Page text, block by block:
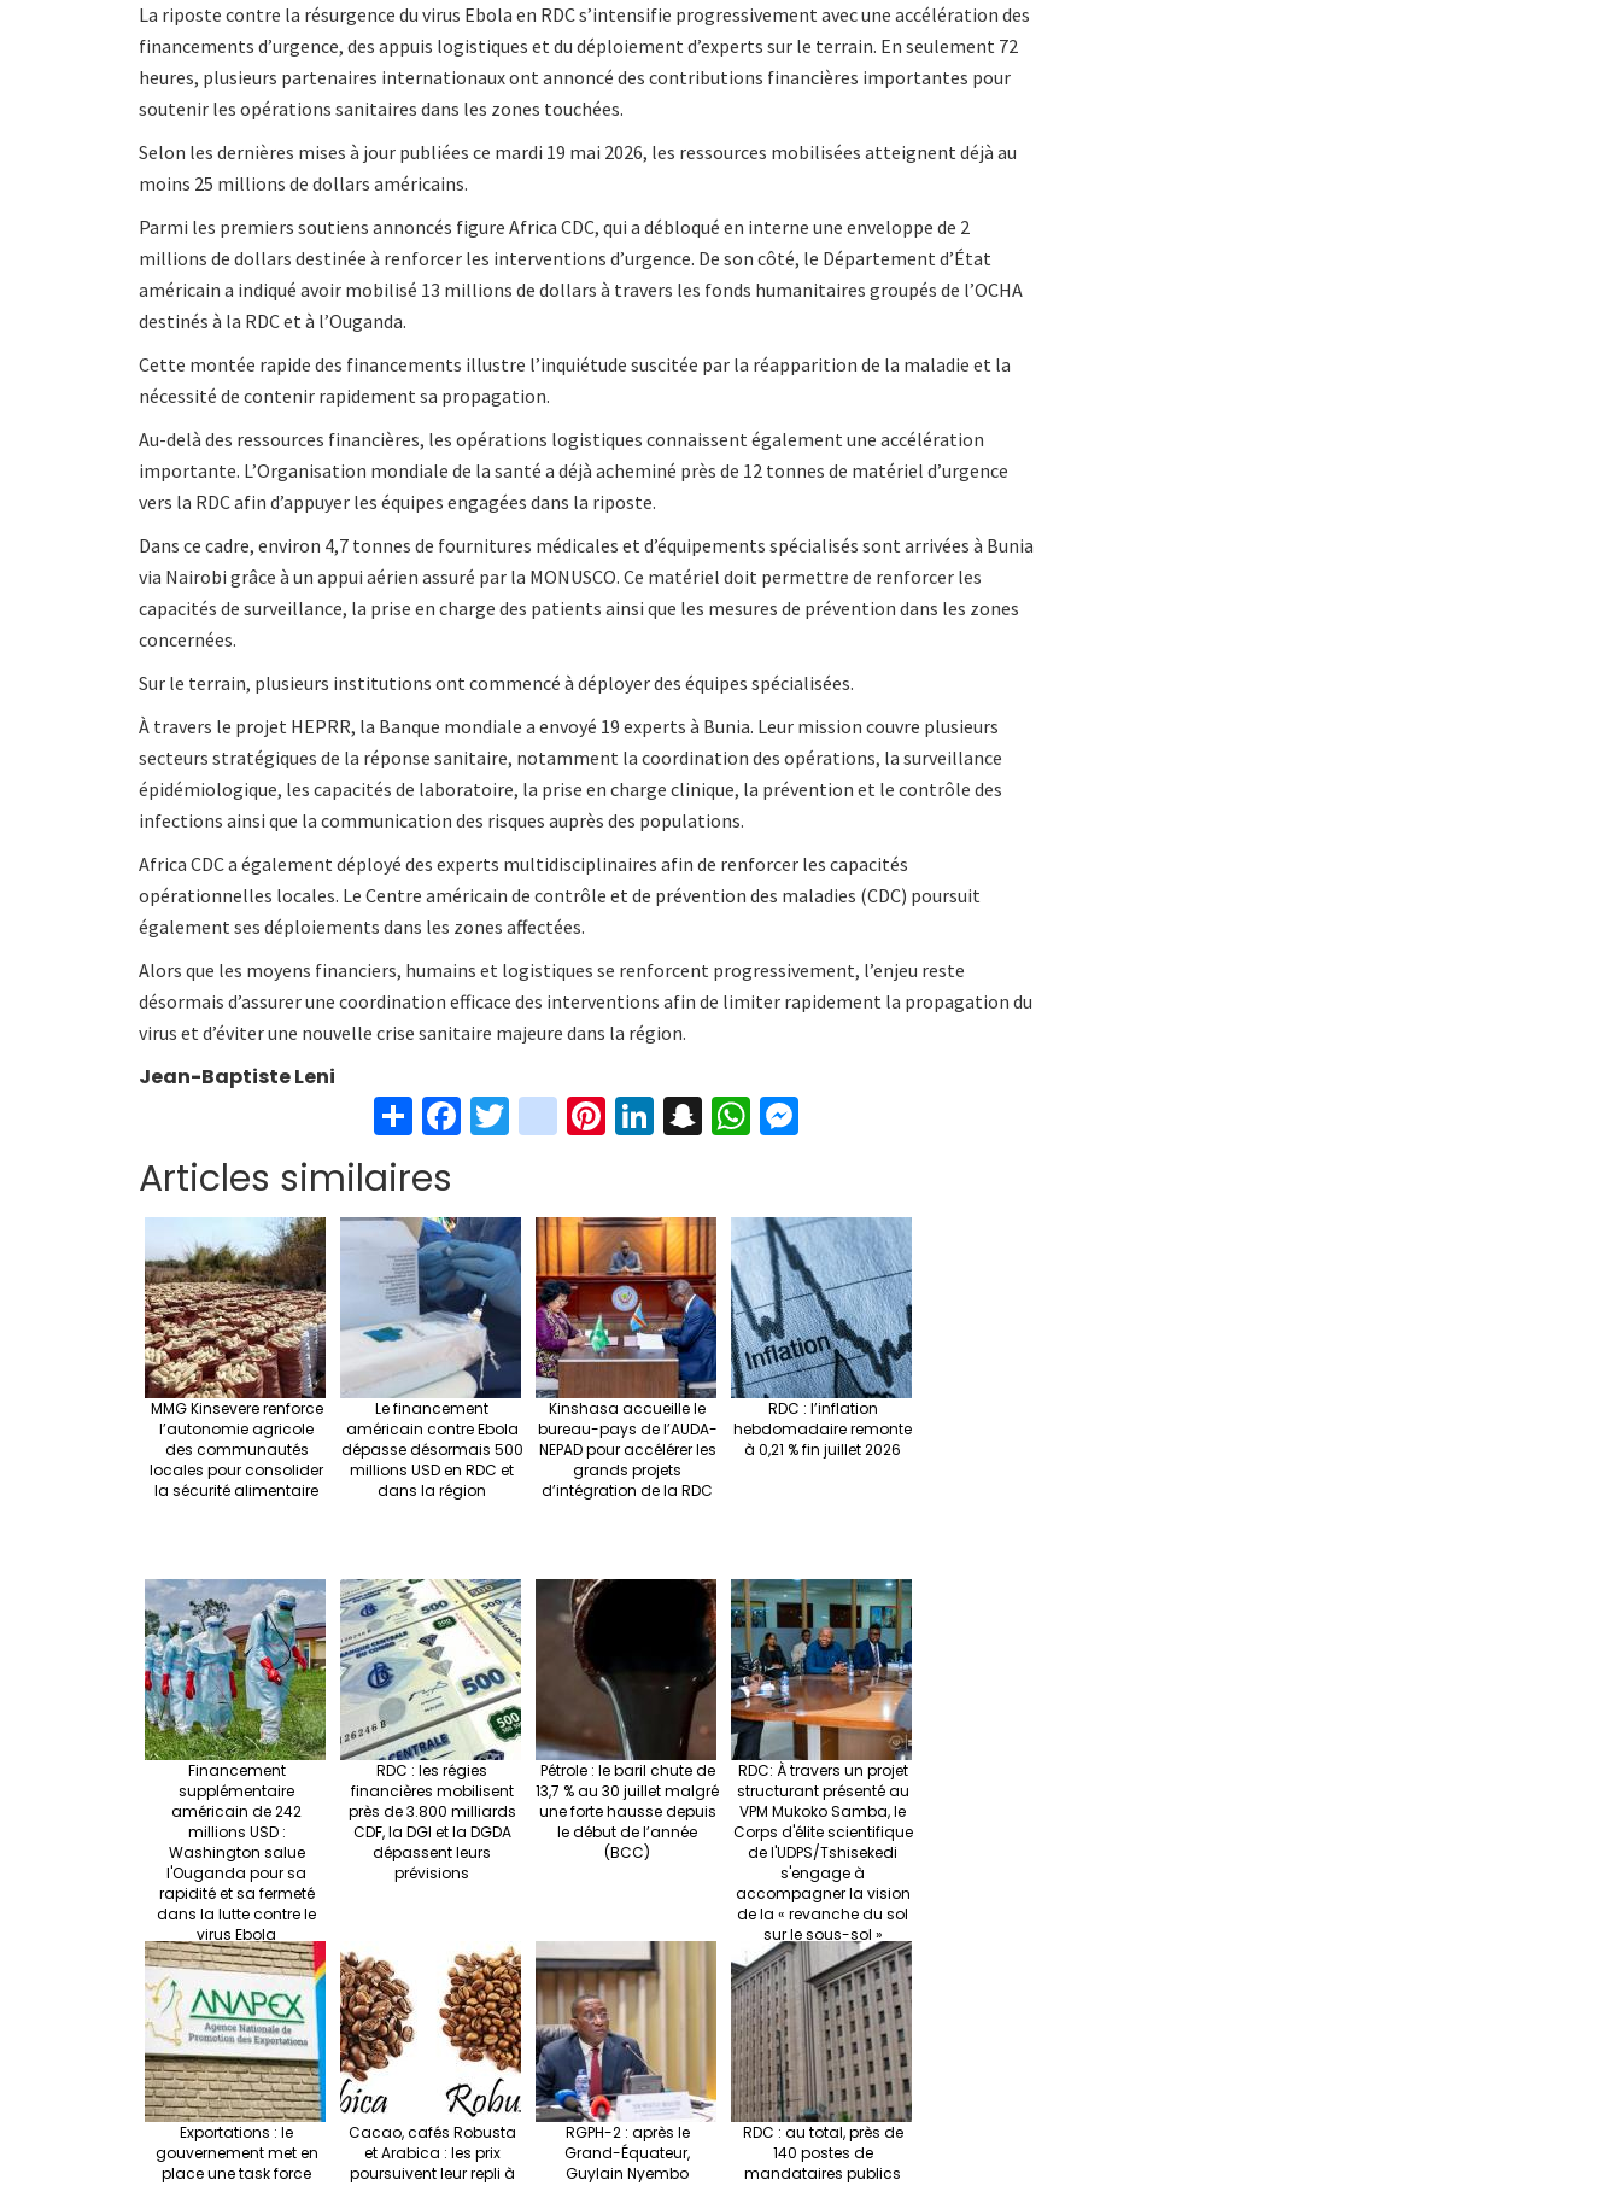
La riposte contre la résurgence du virus Ebola en RDC s’intensifie progressivement avec une accélération des
financements d’urgence, des appuis logistiques et du déploiement d’experts sur le terrain. En seulement 72
heures, plusieurs partenaires internationaux ont annoncé des contributions financières importantes pour
soutenir les opérations sanitaires dans les zones touchées.
Selon les dernières mises à jour publiées ce mardi 19 mai 2026, les ressources mobilisées atteignent déjà au
moins 25 millions de dollars américains.
Parmi les premiers soutiens annoncés figure Africa CDC, qui a débloqué en interne une enveloppe de 2
millions de dollars destinée à renforcer les interventions d’urgence. De son côté, le Département d’État
américain a indiqué avoir mobilisé 13 millions de dollars à travers les fonds humanitaires groupés de l’OCHA
destinés à la RDC et à l’Ouganda.
Cette montée rapide des financements illustre l’inquiétude suscitée par la réapparition de la maladie et la
nécessité de contenir rapidement sa propagation.
Au-delà des ressources financières, les opérations logistiques connaissent également une accélération
importante. L’Organisation mondiale de la santé a déjà acheminé près de 12 tonnes de matériel d’urgence
vers la RDC afin d’appuyer les équipes engagées dans la riposte.
Dans ce cadre, environ 4,7 tonnes de fournitures médicales et d’équipements spécialisés sont arrivées à Bunia
via Nairobi grâce à un appui aérien assuré par la MONUSCO. Ce matériel doit permettre de renforcer les
capacités de surveillance, la prise en charge des patients ainsi que les mesures de prévention dans les zones
concernées.
Sur le terrain, plusieurs institutions ont commencé à déployer des équipes spécialisées.
À travers le projet HEPRR, la Banque mondiale a envoyé 19 experts à Bunia. Leur mission couvre plusieurs
secteurs stratégiques de la réponse sanitaire, notamment la coordination des opérations, la surveillance
épidémiologique, les capacités de laboratoire, la prise en charge clinique, la prévention et le contrôle des
infections ainsi que la communication des risques auprès des populations.
Africa CDC a également déployé des experts multidisciplinaires afin de renforcer les capacités
opérationnelles locales. Le Centre américain de contrôle et de prévention des maladies (CDC) poursuit
également ses déploiements dans les zones affectées.
Alors que les moyens financiers, humains et logistiques se renforcent progressivement, l’enjeu reste
désormais d’assurer une coordination efficace des interventions afin de limiter rapidement la propagation du
virus et d’éviter une nouvelle crise sanitaire majeure dans la région.
Jean-Baptiste Leni
S
h
ar
e
Fa
ce
o
o
k
T
wi
er
in
st
ra
m
Pi
nt
es
t
Li
n
dI
n
S
n
pc
h
at
W
h
sA
p
p
n
ge
r
Articles similaires
MMG Kinsevere renforce
l’autonomie agricole
des communautés
locales pour consolider
la sécurité alimentaire
Le financement
américain contre Ebola
dépasse désormais 500
millions USD en RDC et
dans la région
Kinshasa accueille le
bureau-pays de l’AUDA-
NEPAD pour accélérer les
grands projets
d’intégration de la RDC
RDC : l’inflation
hebdomadaire remonte
à 0,21 % fin juillet 2026
Financement
supplémentaire
américain de 242
millions USD :
Washington salue
l'Ouganda pour sa
rapidité et sa fermeté
dans la lutte contre le
virus Ebola
RDC : les régies
financières mobilisent
près de 3.800 milliards
CDF, la DGI et la DGDA
dépassent leurs
prévisions
Pétrole : le baril chute de
13,7 % au 30 juillet malgré
une forte hausse depuis
le début de l’année
(BCC)
RDC: À travers un projet
structurant présenté au
VPM Mukoko Samba, le
Corps d'élite scientifique
de l'UDPS/Tshisekedi
s'engage à
accompagner la vision
de la « revanche du sol
sur le sous-sol »
Exportations : le
gouvernement met en
place une task force
Cacao, cafés Robusta
et Arabica : les prix
poursuivent leur repli à
RGPH-2 : après le
Grand-Équateur,
Guylain Nyembo
RDC : au total, près de
140 postes de
mandataires publics